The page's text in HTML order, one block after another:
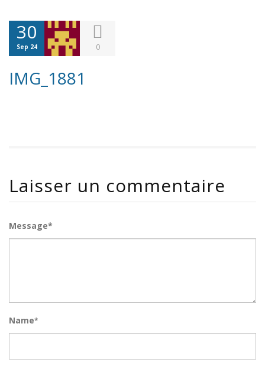
30
Sep 24 0
IMG_1881
Laisser un commentaire
Message*
Name*